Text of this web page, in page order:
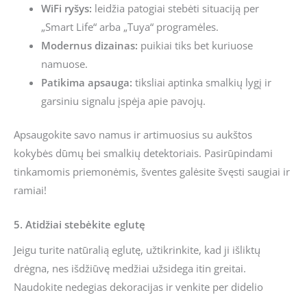
WiFi ryšys: leidžia patogiai stebėti situaciją per
„Smart Life“ arba „Tuya“ programėles.
Modernus dizainas: puikiai tiks bet kuriuose
namuose.
Patikima apsauga: tiksliai aptinka smalkių lygį ir
garsiniu signalu įspėja apie pavojų.
Apsaugokite savo namus ir artimuosius su aukštos
kokybės dūmų bei smalkių detektoriais. Pasirūpindami
tinkamomis priemonėmis, šventes galėsite švęsti saugiai ir
ramiai!
5. Atidžiai stebėkite eglutę
Jeigu turite natūralią eglutę, užtikrinkite, kad ji išliktų
drėgna, nes išdžiūvę medžiai užsidega itin greitai.
Naudokite nedegias dekoracijas ir venkite per didelio